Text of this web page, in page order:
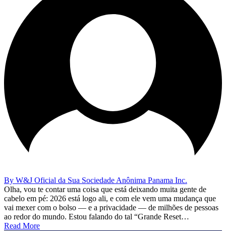
By W&J Oficial da Sua Sociedade Anônima Panama Inc.
Olha, vou te contar uma coisa que está deixando muita gente de
cabelo em pé: 2026 está logo ali, e com ele vem uma mudança que
vai mexer com o bolso — e a privacidade — de milhões de pessoas
ao redor do mundo. Estou falando do tal “Grande Reset…
Read More